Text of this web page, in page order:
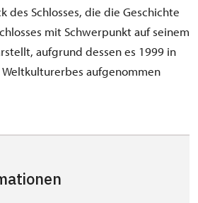
des Schlosses, die die Geschichte
mit Schwerpunkt auf seinem
aufgrund dessen es 1999 in
Weltkulturerbes aufgenommen